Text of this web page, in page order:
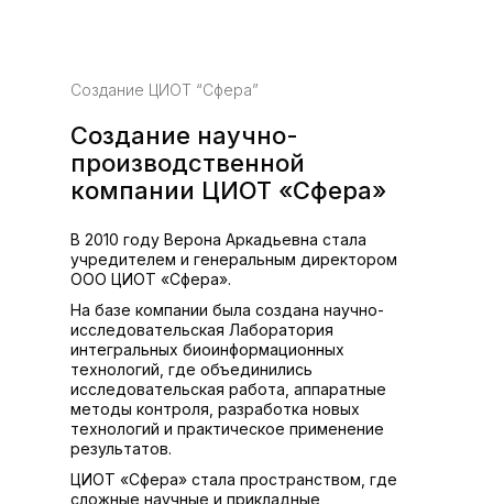
Создание научно-
производственной
компании ЦИОТ «Сфера»
В 2010 году Верона Аркадьевна стала
учредителем и генеральным директором
ООО ЦИОТ «Сфера».
На базе компании была создана научно-
исследовательская Лаборатория
интегральных биоинформационных
технологий, где объединились
исследовательская работа, аппаратные
методы контроля, разработка новых
технологий и практическое применение
результатов.
ЦИОТ «Сфера» стала пространством, где
сложные научные и прикладные
Создание ЦИОТ “Сфера”